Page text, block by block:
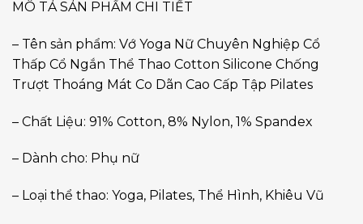
MÔ TẢ SẢN PHẨM CHI TIẾT
– Tên sản phẩm: Vớ Yoga Nữ Chuyên Nghiệp Cổ
Thấp Cổ Ngắn Thể Thao Cotton Silicone Chống
Trượt Thoáng Mát Co Dãn Cao Cấp Tập Pilates
– Chất Liệu: 91% Cotton, 8% Nylon, 1% Spandex
– Dành cho: Phụ nữ
– Loại thể thao: Yoga, Pilates, Thể Hình, Khiêu Vũ